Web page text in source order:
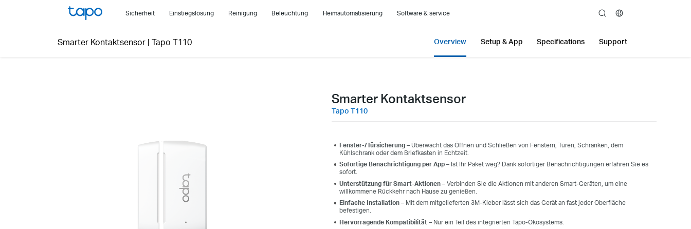
Sicherheit Einstiegslösung Reinigung Beleuchtung Heimautomatisierung Software & service search
Smarter Kontaktsensor | Tapo T110 Overview Setup & App Specifications Support
Smarter Kontaktsensor
Tapo T110
Fenster-/Türsicherung– Überwacht das Öffnen und Schließen von Fenstern, Türen, Schränken, dem
Kühlschrank oder dem Briefkasten in Echtzeit.
Sofortige Benachrichtigung per App– Ist Ihr Paket weg? Dank sofortiger Benachrichtigungen erfahren Sie es
sofort.
Unterstützung für Smart-Aktionen– Verbinden Sie die Aktionen mit anderen Smart-Geräten, um eine
willkommene Rückkehr nach Hause zu genießen.
Einfache Installation– Mit dem mitgelieferten 3M-Kleber lässt sich das Gerät an fast jeder Oberfläche
befestigen.
Hervorragende Kompatibilität– Nur ein Teil des integrierten Tapo-Ökosystems.